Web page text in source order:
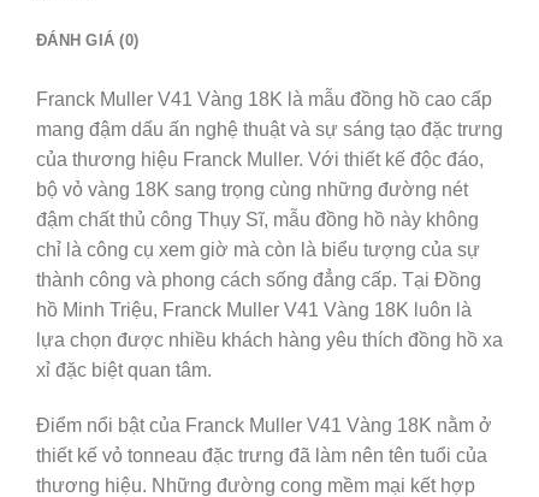
ĐÁNH GIÁ (0)
Franck Muller V41 Vàng 18K là mẫu đồng hồ cao cấp
mang đậm dấu ấn nghệ thuật và sự sáng tạo đặc trưng
của thương hiệu Franck Muller. Với thiết kế độc đáo,
bộ vỏ vàng 18K sang trọng cùng những đường nét
đậm chất thủ công Thụy Sĩ, mẫu đồng hồ này không
chỉ là công cụ xem giờ mà còn là biểu tượng của sự
thành công và phong cách sống đẳng cấp. Tại Đồng
hồ Minh Triệu, Franck Muller V41 Vàng 18K luôn là
lựa chọn được nhiều khách hàng yêu thích đồng hồ xa
xỉ đặc biệt quan tâm.
Điểm nổi bật của Franck Muller V41 Vàng 18K nằm ở
thiết kế vỏ tonneau đặc trưng đã làm nên tên tuổi của
thương hiệu. Những đường cong mềm mại kết hợp